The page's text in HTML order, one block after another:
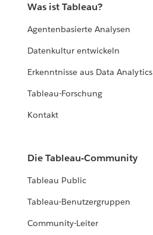
Was ist Tableau?
Agentenbasierte Analysen
Datenkultur entwickeln
Erkenntnisse aus Data Analytics
Tableau-Forschung
Kontakt
Die Tableau-Community
Tableau Public
Tableau-Benutzergruppen
Community-Leiter